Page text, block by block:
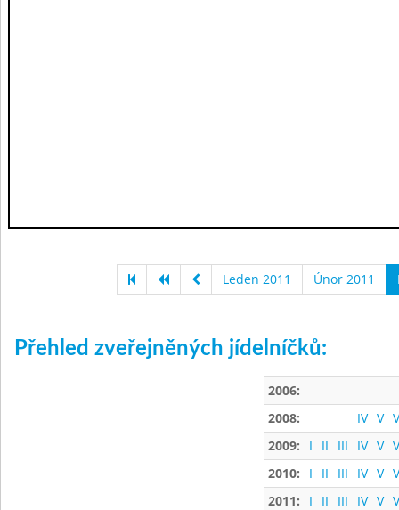
Leden 2011 Únor 2011
Přehled zveřejněných jídelníčků:
2006:
2008:
IV V
2009:
I II III IV V
2010:
I II III IV V
2011:
I II III IV V